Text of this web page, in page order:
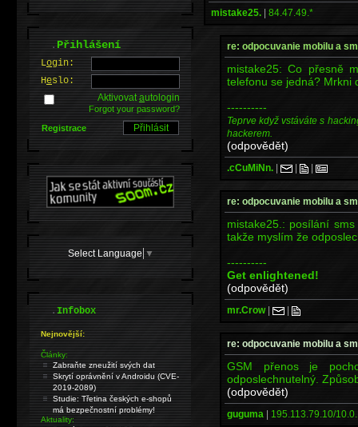
mistake25. | 84.47.49.*
re: odpocuvanie mobilu a
mistake25: Co přesně
telefonu se jedná? Mrkni
----------
Teprve když vstáváte s
hackerem.
(odpovědět)
.cCuMiNn. | | |
re: odpocuvanie mobilu a
mistake25.: posílání
takže myslím že
----------
Get enlightened!
(odpovědět)
mr.Crow| |
re: odpocuvanie mobilu a
GSM přenos je
odposlechnutelný.
(odpovědět)
guguma | 195.113.79.10/
.Přihlášení
Login:
Heslo:
Aktivovatautologin
Forgot your password?
Registrace
Select Language ▼
.Infobox
Nejnovější:
Články:
Zabraňte zneužití svých dat
Skrytí oprávnění v Androidu (CVE-
2019-2089)
Studie: Třetina českých e-shopů
má bezpečnostní problémy!
Aktuality: